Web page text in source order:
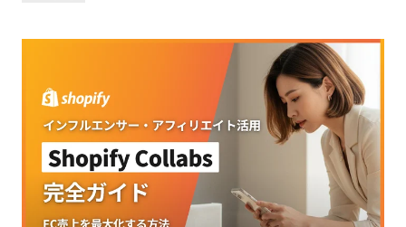
解説します。